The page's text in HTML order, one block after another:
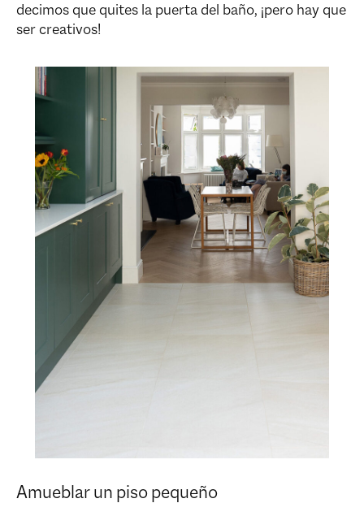
decimos que quites la puerta del baño, ¡pero hay que
ser creativos!
Amueblar un piso pequeño